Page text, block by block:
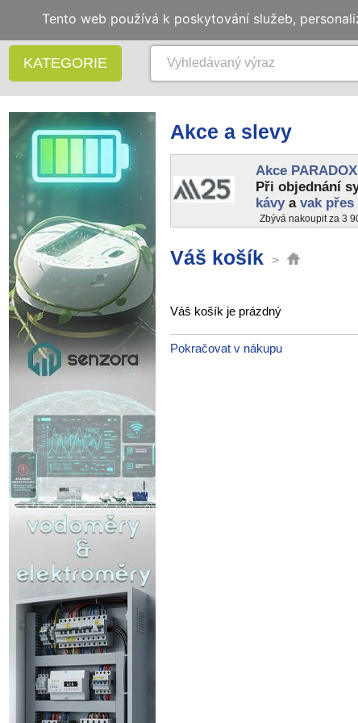
KATEGORIE
Akce a slevy
Akce
Při objednání
kávya vak přes
Zbývá nakoupit za 3
Váš košík >
Váš košík je prázdný
Pokračovat v nákupu
Tento web používá k poskytování služeb,